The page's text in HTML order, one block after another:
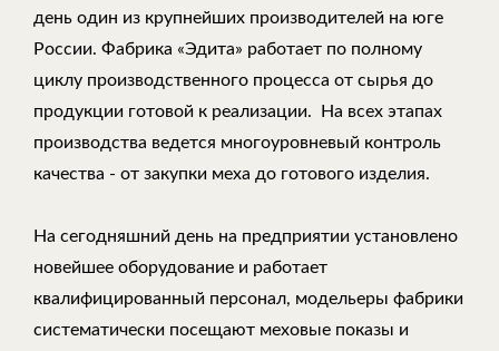
день один из крупнейших производителей на юге
России. Фабрика «Эдита» работает по полному
циклу производственного процесса от сырья до
продукции готовой к реализации. На всех этапах
производства ведется многоуровневый контроль
качества - от закупки меха до готового изделия.
На сегодняшний день на предприятии установлено
новейшее оборудование и работает
квалифицированный персонал, модельеры фабрики
систематически посещают меховые показы и